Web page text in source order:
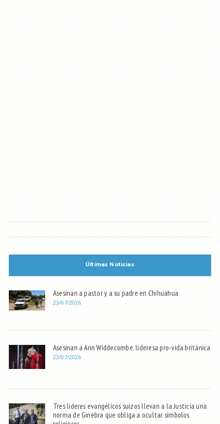
Últimas Noticias
Asesinan a pastor y a su padre en Chihuahua
23/07/2026
Asesinan a Ann Widdecombe, lideresa pro-vida británica
23/07/2026
Tres líderes evangélicos suizos llevan a la Justicia una
norma de Ginebra que obliga a ocultar símbolos